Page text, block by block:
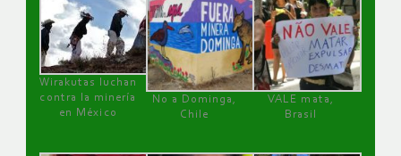
Wirakutas luchan
contra la minería
en México
No a Dominga,
Chile
VALE mata,
Brasil